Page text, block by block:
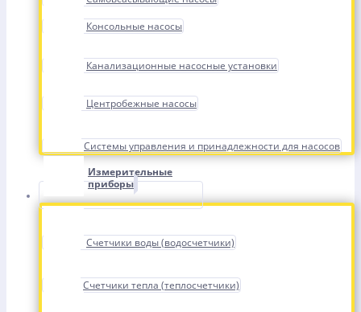
Консольные насосы
Канализационные насосные установки
Центробежные насосы
Системы управления и принадлежности для насосов
Измерительные
приборы
Счетчики воды (водосчетчики)
Счетчики тепла (теплосчетчики)